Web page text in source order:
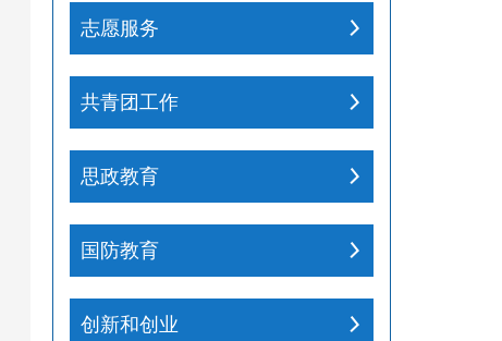
志愿服务
共青团工作
思政教育
国防教育
创新和创业